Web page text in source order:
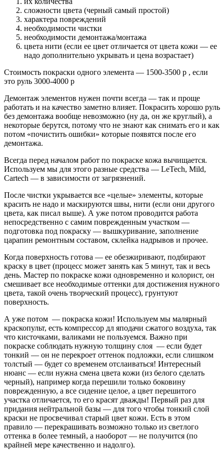
сложности цвета (черный самый простой)
характера повреждений
необходимости чистки
необходимости демонтажа/монтажа
цвета нити (если ее цвет отличается от цвета кожи — ее
надо дополнительно укрывать и цена возрастает)
Стоимость покраски одного элемента — 1500-3500 р , если
это руль 3000-4000 р
Демонтаж элементов нужен почти всегда — так и проще
работать и на качество заметно влияет. Покрасить хорошо руль
без демонтажа вообще невозможно (ну да, он же круглый), а
некоторые берутся, потому что не знают как снимать его и как
потом «почистить ошибки» которые появятся после его
демонтажа.
Всегда перед началом работ по покраске кожа вычищается.
Используем мы для этого разные средства — LeTech, Mild,
Cartech — в зависимости от загрязнений.
После чистки укрывается все «целые» элементы, которые
красить не надо и маскируются швы, нити (если они другого
цвета, как писал выше). А уже потом проводится работа
непосредственно с самим поврежденным участком —
подготовка под покраску — вышкуривание, заполнение
царапин ремонтным составом, склейка надрывов и прочее.
Когда поверхность готова — ее обезжиривают, подбирают
краску в цвет (процесс может занять как 5 минут, так и весь
день. Мастер по покраске кожи одновременно и колорист, он
смешивает все необходимые оттенки для достижения нужного
цвета, такой очень творческий процесс), грунтуют
поверхность.
А уже потом — покраска кожи! Используем мы малярный
краскопульт, есть компрессор дл яподачи сжатого воздуха, так
что кисточками, валиками не пользуемся. Важно при
покраске соблюдать нужную толщину слоя — если будет
тонкий — он не перекроет оттенок подложки, если слишком
толстый — будет со временем отслаиваться! Интересный
нюанс — если нужна смена цвета кожи (из белого сделать
черный), например когда перешили только боковину
поврежденную, а все сидение целое, а цвет перешитого
участка отличается, то его красят дважды! Первый раз для
придания нейтральной базы — для того чтобы тонкий слой
краски не просвечивал старый цвет кожи. Есть в этом
правило — перекрашивать возможно только из светлого
оттенка в более темный, а наоборот — не получится (по
крайней мере качественно и надолго).